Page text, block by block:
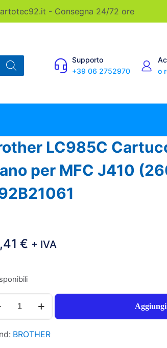
- Consegna 24/72 ore
Supporto
+39 06 2752970
o
LC985C
per MFC J410
€ + IVA
BROTHER